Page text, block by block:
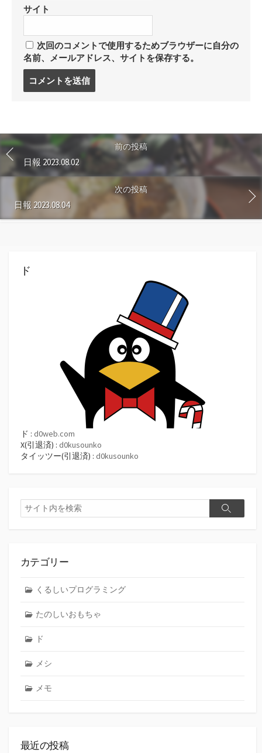
サイト
次回のコメントで使用するためブラウザーに自分の
名前、メールアドレス、サイトを保存する。
る
前の投稿
日報 2023.08.02
次の投稿
日報 2023.08.04
ド
ド : d0web.com
X(引退済) : d0kusounko
タイッツー(引退済) : d0kusounko
検
索
検
カテゴリー
くるしいプログラミング
たのしいおもちゃ
ド
メシ
メモ
最近の投稿